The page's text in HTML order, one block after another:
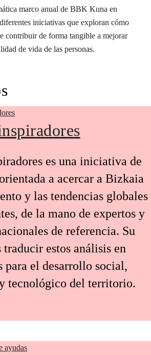
marco anual de BBK Kuna en
iniciativas que exploran cómo
contribuir de forma tangible a mejorar
de vida de las personas.
es una iniciativa de
a acercar a Bizkaia
y las tendencias globales
de la mano de expertos y
de referencia. Su
traducir estos análisis en
para el desarrollo social,
tecnológico del territorio.